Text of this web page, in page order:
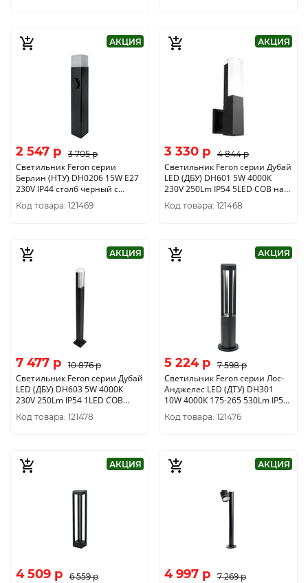
АКЦИЯ
2 547 p 3 705 p
Светильник Feron серии
Берлин (НТУ) DH0206 15W E27
230V IP44 столб черный с
розеткой 80*80*450мм 11682
Код товара: 121469
АКЦИЯ
3 330 p 4 844 p
Светильник Feron серии Дубай
LED (ДБУ) DH601 5W 4000К
230V 250Lm IP54 5LED COB на
стену черный корпус
алюминий 100*50*270мм
Код товара: 121468
АКЦИЯ
7 477 p 10 876 p
Светильник Feron серии Дубай
LED (ДБУ) DH603 5W 4000К
230V 250Lm IP54 1LED COB
столб черный корпус
алюминий 50*50*800мм
Код товара: 121478
АКЦИЯ
5 224 p 7 598 p
Светильник Feron серии Лос-
Анджелес LED (ДТУ) DH301
10W 4000К 175-265 530Lm IP54
1LED COB столб черный корпус
алюминий 105*105*600мм
Код товара: 121476
АКЦИЯ
4 509 p 6 559 p
АКЦИЯ
4 997 p 7 269 p